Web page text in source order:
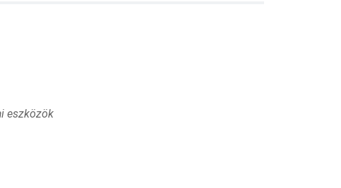
eszközök